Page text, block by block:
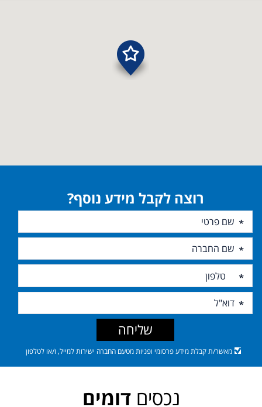
רוצה לקבל מידע נוסף?
מאשר/ת קבלת מידע פרסומי ופניות מטעם החברה ישירות למייל, ו/או לטלפון
שליחה
נכסיםדומים